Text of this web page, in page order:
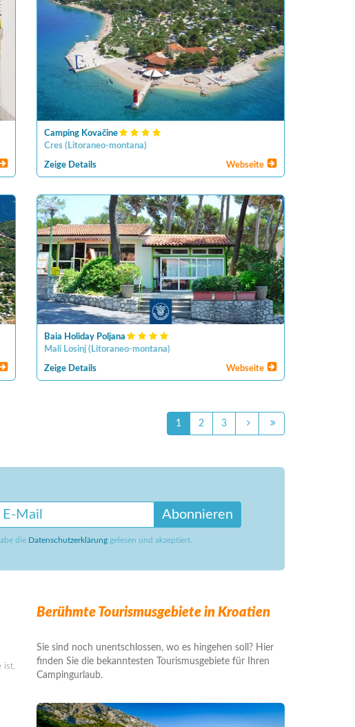
Camping Kovačine
Cres ( Litoraneo-montana)
Zeige Details Webseite
Baia Holiday Poljana
Mali Losinj ( Litoraneo-montana)
Zeige Details Webseite
1 2 3
Abonnieren
die Datenschutzerklärunggelesen und akzeptiert.
ist.
Berühmte Tourismusgebiete in Kroatien
Sie sind noch unentschlossen, wo es hingehen soll? Hier
finden Sie die bekanntesten Tourismusgebiete für Ihren
Campingurlaub.